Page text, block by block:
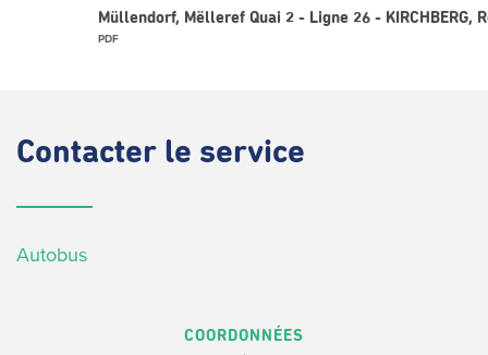
Müllendorf, Mëlleref Quai 2 - Ligne 26 - KIRCHBERG,
PDF
Contacter le service
Autobus
COORDONNÉES